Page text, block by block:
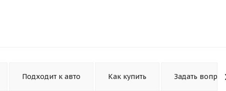
Подходит к авто Как купить Задать вопрос